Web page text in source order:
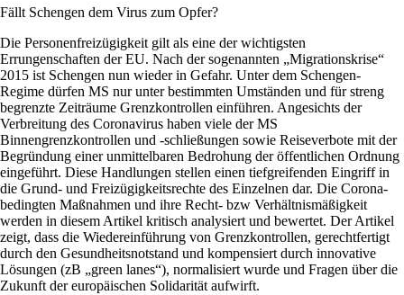
Fällt Schengen dem Virus zum Opfer?
Die Personenfreizügigkeit gilt als eine der wichtigsten
Errungenschaften der EU. Nach der sogenannten „Migrationskrise“
2015 ist Schengen nun wieder in Gefahr. Unter dem Schengen-
Regime dürfen MS nur unter bestimmten Umständen und für streng
begrenzte Zeiträume Grenzkontrollen einführen. Angesichts der
Verbreitung des Coronavirus haben viele der MS
Binnengrenzkontrollen und -schließungen sowie Reiseverbote mit der
Begründung einer unmittelbaren Bedrohung der öffentlichen Ordnung
eingeführt. Diese Handlungen stellen einen tiefgreifenden Eingriff in
die Grund- und Freizügigkeitsrechte des Einzelnen dar. Die Corona-
bedingten Maßnahmen und ihre Recht- bzw Verhältnismäßigkeit
werden in diesem Artikel kritisch analysiert und bewertet. Der Artikel
zeigt, dass die Wiedereinführung von Grenzkontrollen, gerechtfertigt
durch den Gesundheitsnotstand und kompensiert durch innovative
Lösungen (zB „green lanes“), normalisiert wurde und Fragen über die
Zukunft der europäischen Solidarität aufwirft.